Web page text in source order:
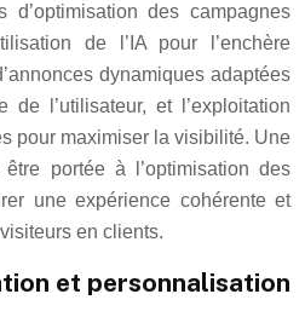
d’optimisation des campagnes
de l’IA pour l’enchère
dynamiques adaptées
de l’utilisateur, et l’exploitation
pour maximiser la visibilité. Une
portée à l’optimisation des
une expérience cohérente et
en clients.
et personnalisation